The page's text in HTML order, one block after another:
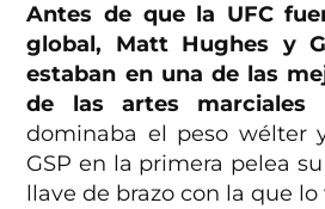
Antes de que la UFC
global, Matt Hughes y
estaban en una de las
de las artes marciales
dominaba el peso wélter
GSP en la primera pelea
llave de brazo con la que lo